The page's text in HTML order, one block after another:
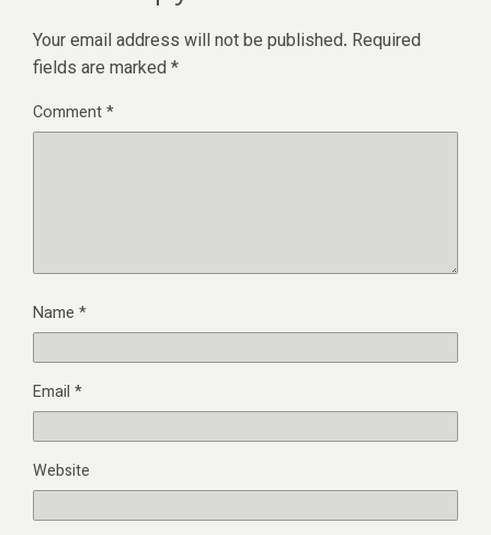
Your email address will not be published. Required
fields are marked *
Comment*
Name *
Email *
Website